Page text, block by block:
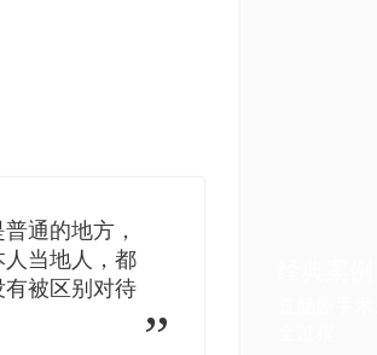
通的地方，
当地人，都
被区别对待